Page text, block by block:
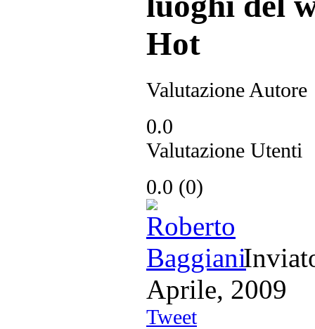
Hot
Valutazione Autore
0.0
Valutazione Utenti
0.0 (0)
Aprile,
Tweet